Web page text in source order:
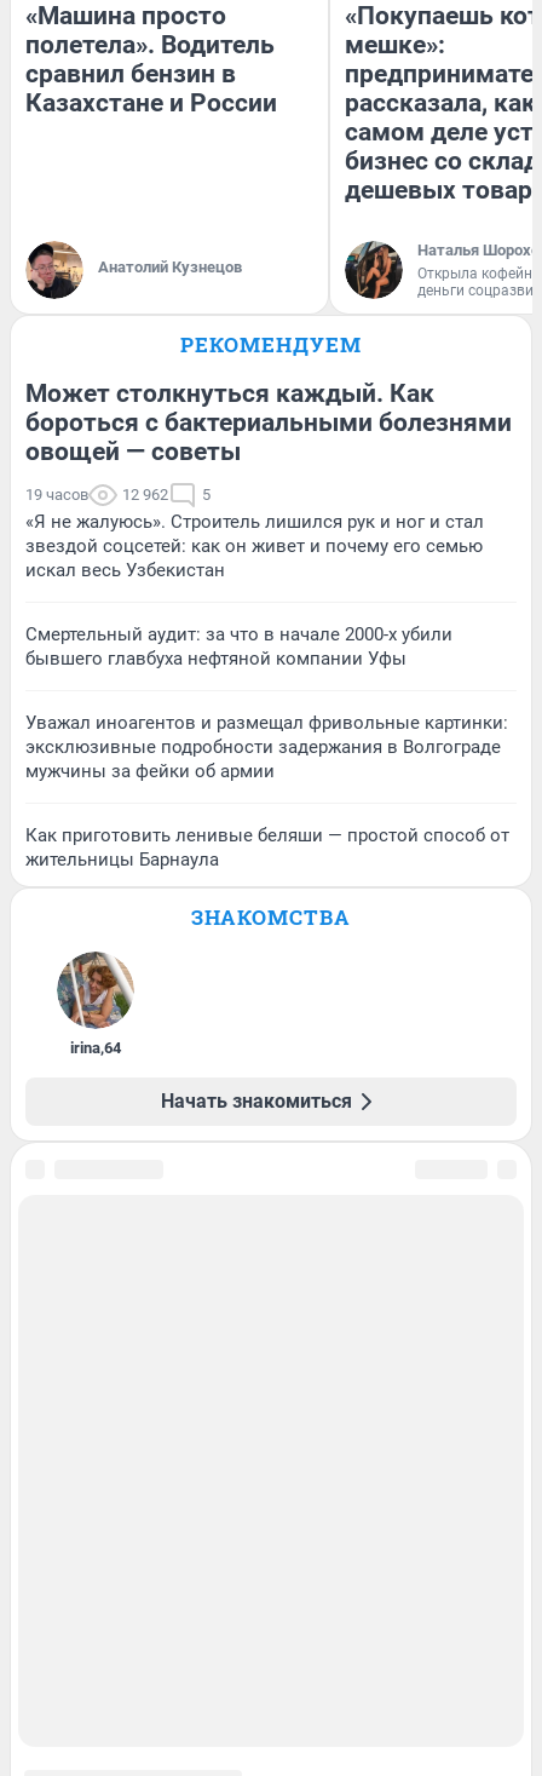
«Машина просто
полетела». Водитель
сравнил бензин в
Казахстане и России
Анатолий Кузнецов
«Покупаешь
мешке»:
рассказала, как
самом деле
бизнес со
дешевых
Наталья
Открыла
деньги
РЕКОМЕНДУЕМ
Может столкнуться каждый. Как
бороться с бактериальными болезнями
овощей — советы
19 часов 12 962 5
«Я не жалуюсь». Строитель лишился рук и ног и стал
звездой соцсетей: как он живет и почему его семью
искал весь Узбекистан
Смертельный аудит: за что в начале 2000-х убили
бывшего главбуха нефтяной компании Уфы
Уважал иноагентов и размещал фривольные картинки:
эксклюзивные подробности задержания в Волгограде
мужчины за фейки об армии
Как приготовить ленивые беляши — простой способ от
жительницы Барнаула
ЗНАКОМСТВА
irina,64
Начать знакомиться